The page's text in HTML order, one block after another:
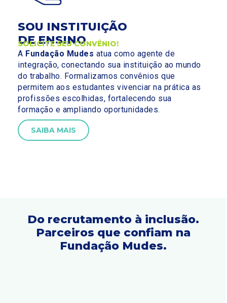
SOU INSTITUIÇÃO
DE ENSINO
SOLICITE SEU CONVÊNIO!
A Fundação Mudes atua como agente de
integração, conectando sua instituição ao mundo
do trabalho. Formalizamos convênios que
permitem aos estudantes vivenciar na prática as
profissões escolhidas, fortalecendo sua
formação e ampliando oportunidades.
SAIBA MAIS
Do recrutamento à inclusão.
Parceiros que confiam na
Fundação Mudes.